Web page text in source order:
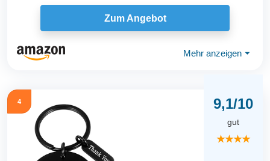
Schule...
Zum Angebot
Mehr anzeigen ⏷
4 9,1/10
gut
★★★★